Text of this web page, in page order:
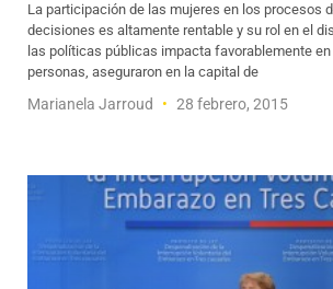
La participación de las mujeres en los procesos
decisiones es altamente rentable y su rol en el
las políticas públicas impacta favorablemente en
personas, aseguraron en la capital de
Marianela Jarroud 28 febrero, 2015